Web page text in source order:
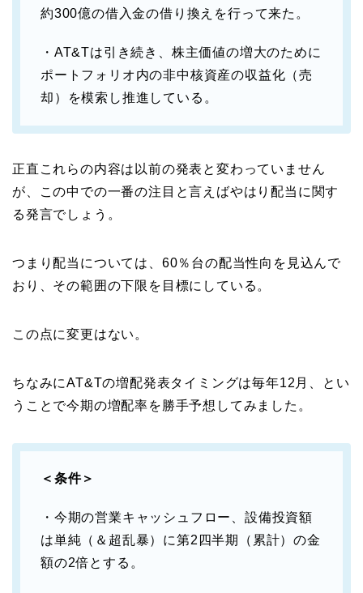
約300億の借入金の借り換えを行って来た。
・AT&Tは引き続き、株主価値の増大のために
ポートフォリオ内の非中核資産の収益化（売
却）を模索し推進している。
正直これらの内容は以前の発表と変わっていません
が、この中での一番の注目と言えばやはり配当に関す
る発言でしょう。
つまり配当については、60％台の配当性向を見込んで
おり、その範囲の下限を目標にしている。
この点に変更はない。
ちなみにAT&Tの増配発表タイミングは毎年12月、とい
うことで今期の増配率を勝手予想してみました。
＜条件＞
・今期の営業キャッシュフロー、設備投資額
は単純（＆超乱暴）に第2四半期（累計）の金
額の2倍とする。